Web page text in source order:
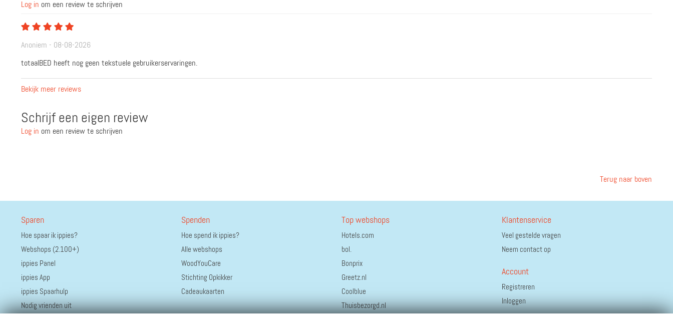
Log in om een review te schrijven
Anoniem - 08-08-2026
totaalBED heeft nog geen tekstuele gebruikerservaringen.
Bekijk meer reviews
Schrijf een eigen review
Log in om een review te schrijven
Terug naar boven
Sparen
Hoe spaar ik ippies?
Webshops (2.100+)
ippies Panel
ippies App
ippies Spaarhulp
Nodig vrienden uit
Spenden
Hoe spend ik ippies?
Alle webshops
WoodYouCare
Stichting Opkikker
Cadeaukaarten
Top webshops
Hotels.com
bol.
Bonprix
Greetz.nl
Coolblue
Thuisbezorgd.nl
Klantenservice
Veel gestelde vragen
Neem contact op
Account
Registreren
Inloggen